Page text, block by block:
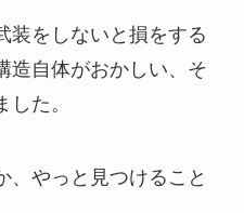
装をしないと損をする
造自体がおかしい、そ
た。
、やっと見つけること